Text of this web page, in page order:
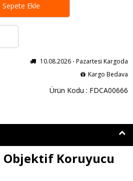
10.08.2026 - Pazartesi Kargoda
Kargo Bedava
Ürün Kodu : FDCA00666
Sepete Ekle
Koruyucu